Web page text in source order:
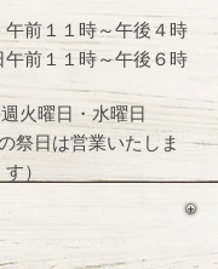
１１時～午後４時
午前１１時～午後６時
火曜日・水曜日
は営業いたしま
す）